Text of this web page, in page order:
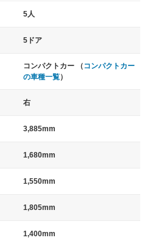
5人
5ドア
コンパクトカー （コンパクトカー
の車種一覧）
右
3,885mm
1,680mm
1,550mm
1,805mm
1,400mm